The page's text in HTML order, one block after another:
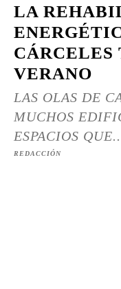
LA
CÁRCELES
VERANO
LAS OLAS DE
MUCHOS
ESPACIOS
REDACCIÓN